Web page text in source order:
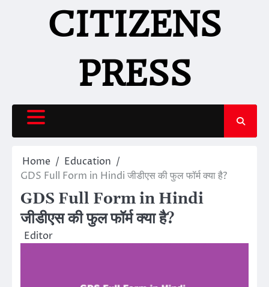
CITIZENS
PRESS
Home
Education
GDS Full Form in Hindi जीडीएस की फुल फॉर्म क्या है?
GDS Full Form in Hindi
जीडीएस की फुल फॉर्म क्या है?
Editor